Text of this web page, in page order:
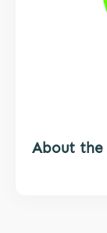
About